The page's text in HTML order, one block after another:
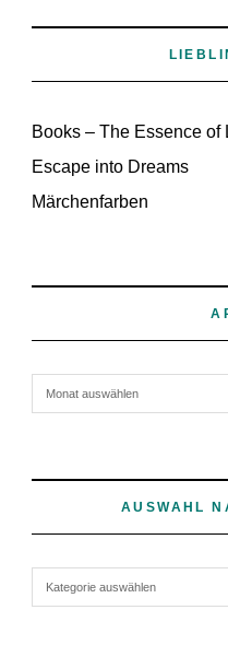
Books – The Essence of
Escape into Dreams
Märchenfarben
AUSWAHL